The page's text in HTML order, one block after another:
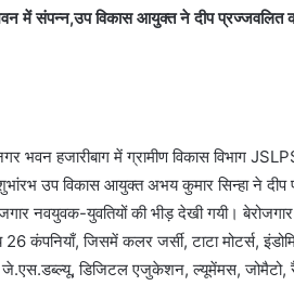
में संपन्न,उप विकास आयुक्त ने दीप प्रज्जवलित
हजारीबाग में ग्रामीण विकास विभाग JSLPS
उप विकास आयुक्त अभय कुमार सिन्हा ने
नवयुवक-युवतियों की भीड़ देखी गयी।
कंपनियाँ, जिसमें कलर जर्सी, टाटा मोटर्स,
डिजिटल एजुकेशन, ल्यूमेंमस, जोमैटो,